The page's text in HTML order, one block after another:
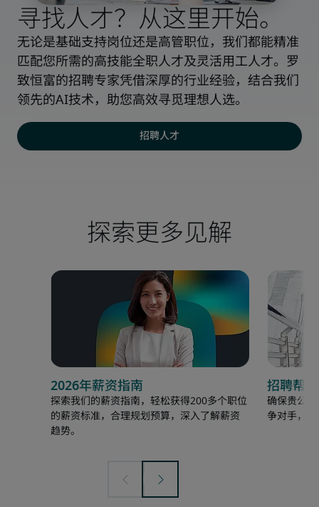
寻找人才？从这里开始。
无论是基础支持岗位还是高管职位，我们都能精准
匹配您所需的高技能全职人才及灵活用工人才。罗
致恒富的招聘专家凭借深厚的行业经验，结合我们
领先的AI技术，助您高效寻觅理想人选。
招聘人才
探索更多见解
2026年薪资指南
探索我们的薪资指南，轻松获得200多个职位
的薪资标准，合理规划预算，深入了解薪资
趋势。
招聘帮助
确保贵公
争对手，